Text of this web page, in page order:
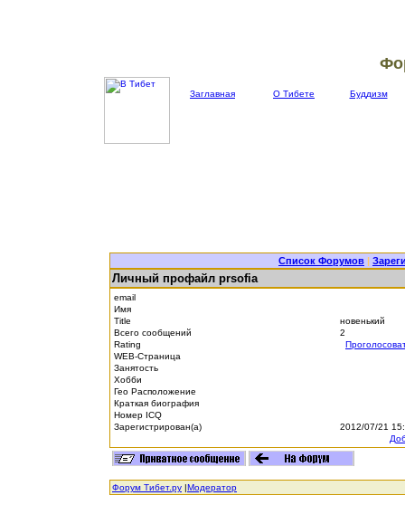
Заглавная О Тибете Буддизм
Список Форумов |
Личный профайл prsofia
email
Имя
Title
новенький
Всего сообщений
2
Rating
WEB-Страница
Занятость
Хобби
Гео Расположение
Краткая биография
Номер ICQ
Зарегистрирован(а)
2012/07/21
Форум Тибет.ру |Модератор